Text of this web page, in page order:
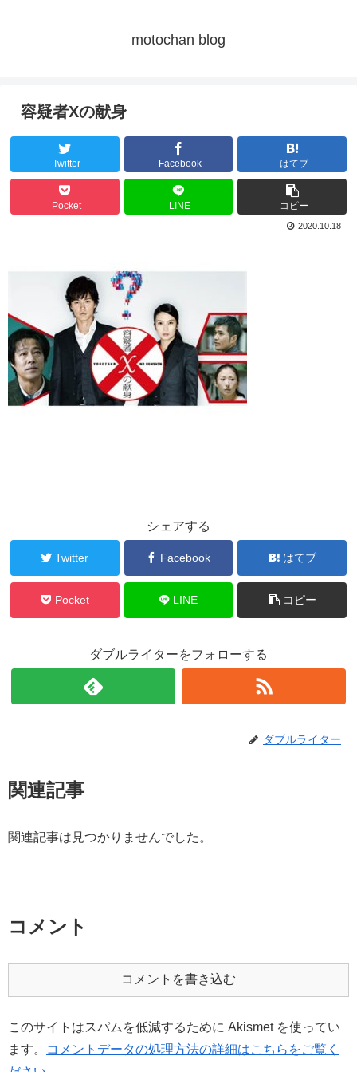
motochan blog
容疑者Xの献身
Twitter Facebook はてブ
Pocket LINE コピー
2020.10.18
シェアする
Twitter Facebook はてブ
Pocket LINE コピー
ダブルライターをフォローする
ダブルライター
関連記事
関連記事は見つかりませんでした。
コメント
コメントを書き込む
このサイトはスパムを低減するために Akismet を使ってい
ます。
コメントデータの処理方法の詳細はこちらをご覧く